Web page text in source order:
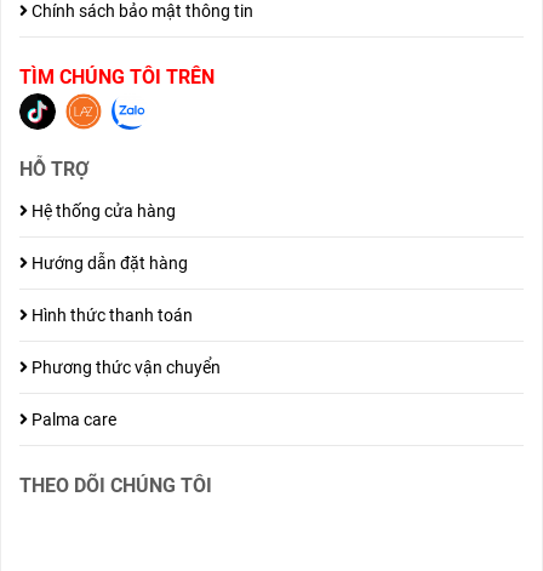
Chính sách bảo mật thông tin
TÌM CHÚNG TÔI TRÊN
HỖ TRỢ
Hệ thống cửa hàng
Hướng dẫn đặt hàng
Hình thức thanh toán
Phương thức vận chuyển
Palma care
THEO DÕI CHÚNG TÔI